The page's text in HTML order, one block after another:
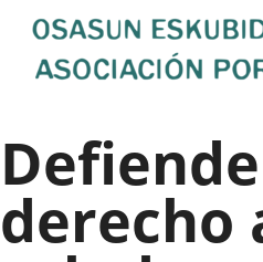
derecho